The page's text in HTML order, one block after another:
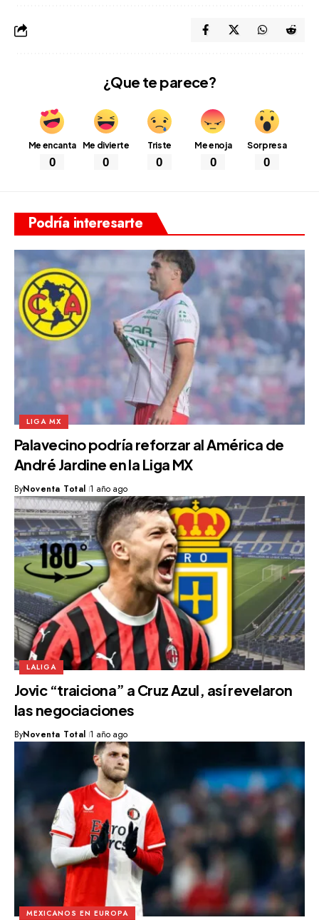
¿Que te parece?
Me encanta
0
Me divierte
0
Triste
0
Me enoja
0
Sorpresa
0
Podría interesarte
LIGA MX
Palavecino podría reforzar al América de
André Jardine en la Liga MX
ByNoventa Total 1 año ago
LALIGA
Jovic “traiciona” a Cruz Azul, así revelaron
las negociaciones
ByNoventa Total 1 año ago
MEXICANOS EN EUROPA